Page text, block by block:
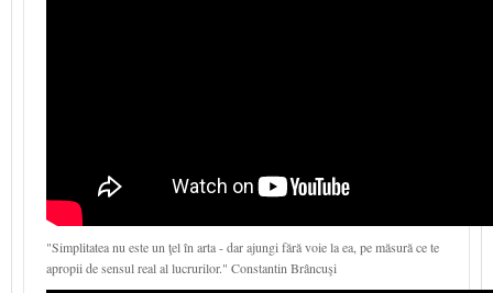
"Simplitatea nu este un ţel în arta - dar ajungi fără voie la ea, pe măsură ce te
apropii de sensul real al lucrurilor." Constantin Brâncuşi